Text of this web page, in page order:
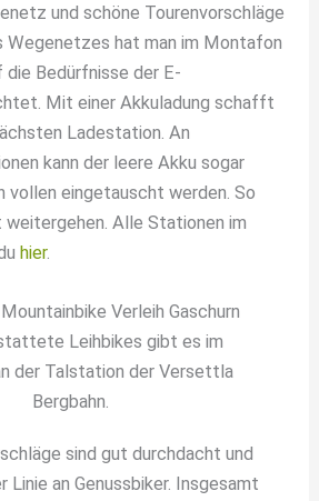
und schöne Tourenvorschläge
Wegenetzes hat man im Montafon
die Bedürfnisse der E-
Mit einer Akkuladung schafft
Ladestation. An
kann der leere Akku sogar
vollen eingetauscht werden. So
weitergehen. Alle Stationen im
hier.
Leihbikes gibt es im
der Talstation der Versettla
Bergbahn.
sind gut durchdacht und
Linie an Genussbiker. Insgesamt